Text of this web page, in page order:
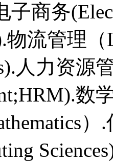
子商务
物流管理
人力资源
数